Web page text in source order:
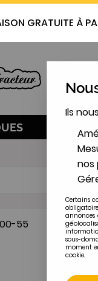
GRATUITE À
55
Ils
nos
Certains
annonces
sous-
moment
cookie.